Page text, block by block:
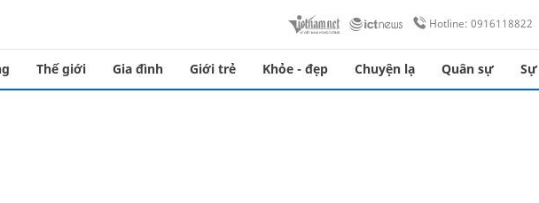
Hotline: 0916118822
Thế giới Gia đình Giới trẻ Khỏe - đẹp Chuyện lạ Quân sự